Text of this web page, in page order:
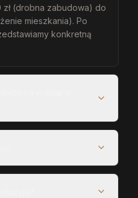
(drobna zabudowa) do
mieszkania). Po
konkretną